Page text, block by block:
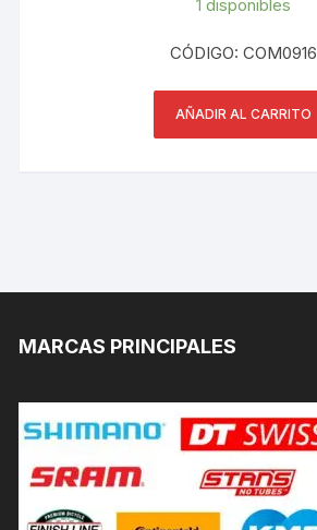
1 disponibles
CÓDIGO: COM0916
AÑADIR AL CARRITO
MARCAS PRINCIPALES